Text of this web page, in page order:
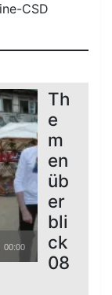
CSD
00:00
Th
e
m
en
üb
er
bli
ck
08